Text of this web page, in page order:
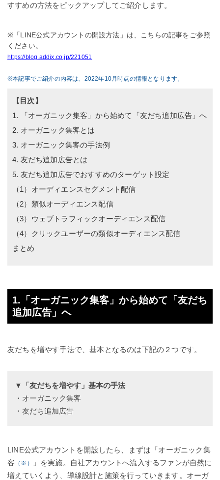
すすめの方法をピックアップしてご紹介します。
※「LINE公式アカウントの開設方法」は、こちらの記事をご参照
ください。
https://blog.addix.co.jp/221051
※本記事でご紹介の内容は、2022年10月時点の情報となります。
【目次】
1. 「オーガニック集客」から始めて「友だち追加広告」へ
2. オーガニック集客とは
3. オーガニック集客の手法例
4. 友だち追加広告とは
5. 友だち追加広告でおすすめのターゲット設定
（1）オーディエンスセグメント配信
（2）類似オーディエンス配信
（3）ウェブトラフィックオーディエンス配信
（4）クリックユーザーの類似オーディエンス配信
まとめ
1.「オーガニック集客」から始めて「友だち
追加広告」へ
友だちを増やす手法で、基本となるのは下記の２つです。
▼「友だちを増やす」基本の手法
・オーガニック集客
・友だち追加広告
LINE公式アカウントを開設したら、まずは「オーガニック集
客 （※）
」を実施。自社アカウントへ流入するファンが自然に
増えていくよう、導線設計と施策を行っていきます。オーガ